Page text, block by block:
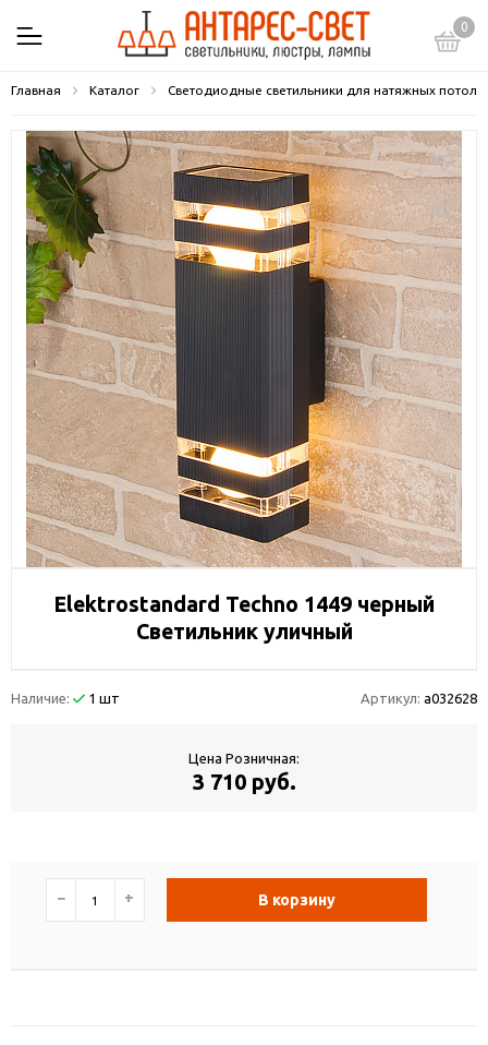
0
Главная Каталог Светодиодные светильники для натяжных
Elektrostandard Techno 1449 черный
Светильник уличный
Наличие: 1 шт Артикул: a032628
Цена Розничная:
3 710 руб.
− + В корзину